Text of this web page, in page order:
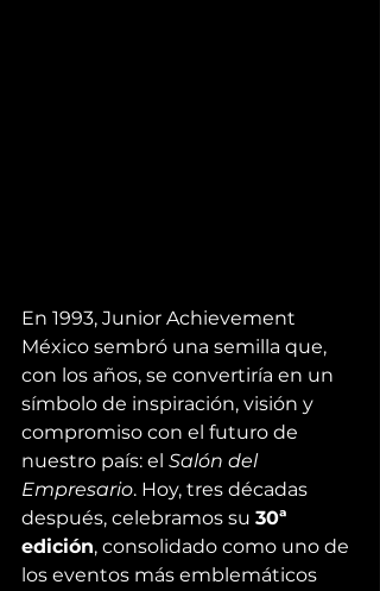
En 1993, Junior Achievement
México sembró una semilla que,
con los años, se convertiría en un
símbolo de inspiración, visión y
compromiso con el futuro de
nuestro país: el Salón del
Empresario. Hoy, tres décadas
después, celebramos su 30ª
edición, consolidado como uno de
los eventos más emblemáticos